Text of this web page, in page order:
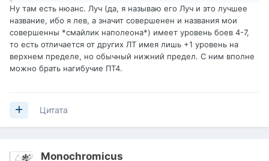
Ну там есть нюанс. Луч (да, я называю его Луч и это лучшее
название, ибо я лев, а значит совершенен и названия мои
совершенны *смайлик наполеона*) имеет уровень боев 4-7,
то есть отличается от других ЛТ имея лишь +1 уровень на
верхнем пределе, но обычный нижний предел. С ним вполне
можно брать нагибучие ПТ4.
Цитата
Monochromicus